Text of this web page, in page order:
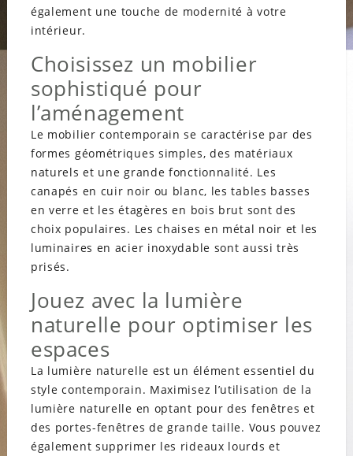
également une touche de modernité à votre
intérieur.
Choisissez un mobilier
sophistiqué pour
l’aménagement
Le mobilier contemporain se caractérise par des
formes géométriques simples, des matériaux
naturels et une grande fonctionnalité. Les
canapés en cuir noir ou blanc, les tables basses
en verre et les étagères en bois brut sont des
choix populaires. Les chaises en métal noir et les
luminaires en acier inoxydable sont aussi très
prisés.
Jouez avec la lumière
naturelle pour optimiser les
espaces
La lumière naturelle est un élément essentiel du
style contemporain. Maximisez l’utilisation de la
lumière naturelle en optant pour des fenêtres et
des portes-fenêtres de grande taille. Vous pouvez
également supprimer les rideaux lourds et